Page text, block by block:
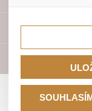
Přístroje
se nevhodným
nedůležitým
marketingové